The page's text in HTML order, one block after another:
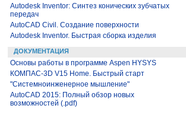
Autodesk Inventor: Синтез конических зубчатых
передач
AutoCAD Civil. Создание поверхности
Autodesk Inventor. Быстрая сборка изделия
ДОКУМЕНТАЦИЯ
Основы работы в программе Aspen HYSYS
КОМПАС-3D V15 Home. Быстрый старт
"Системноинженерное мышление"
AutoCAD 2015: Полный обзор новых
возможностей (.pdf)